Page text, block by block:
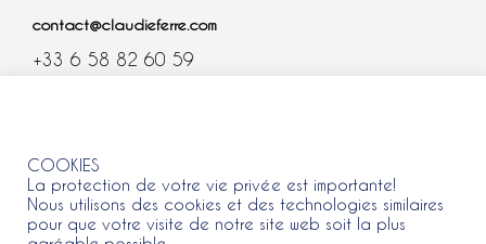
contact@claudieferre.com
+33 6 58 82 60 59
COOKIES
La protection de votre vie privée est importante!
Nous utilisons des cookies et des technologies similaires
pour que votre visite de notre site web soit la plus